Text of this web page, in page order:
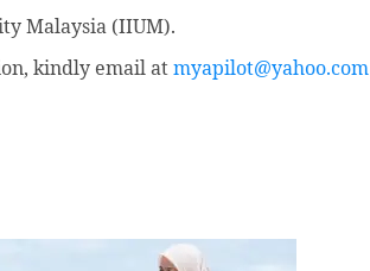
Malaysia (IIUM).
kindly email atmyapilot@yahoo.com